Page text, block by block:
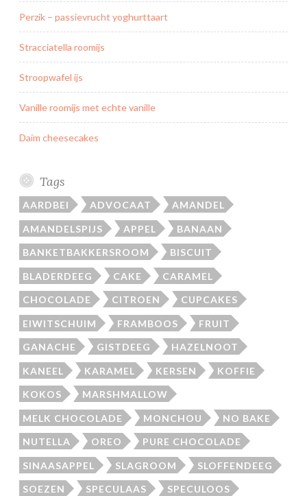
Perzik – passievrucht yoghurttaart
Stracciatella roomijs
Stroopwafel ijs
Vanille roomijs met echte vanille
Daim cheesecakes
Tags
AARDBEI ADVOCAAT AMANDEL
AMANDELSPIJS APPEL BANAAN
BANKETBAKKERSROOM BISCUIT
BLADERDEEG CAKE CARAMEL
CHOCOLADE CITROEN CUPCAKES
EIWITSCHUIM FRAMBOOS FRUIT
GANACHE GISTDEEG HAZELNOOT
KANEEL KARAMEL KERSEN KOFFIE
KOKOS MARSHMALLOW
MELK CHOCOLADE MONCHOU NO BAKE
NUTELLA OREO PURE CHOCOLADE
SINAASAPPEL SLAGROOM SLOFFENDEEG
SOEZEN SPECULAAS SPECULOOS